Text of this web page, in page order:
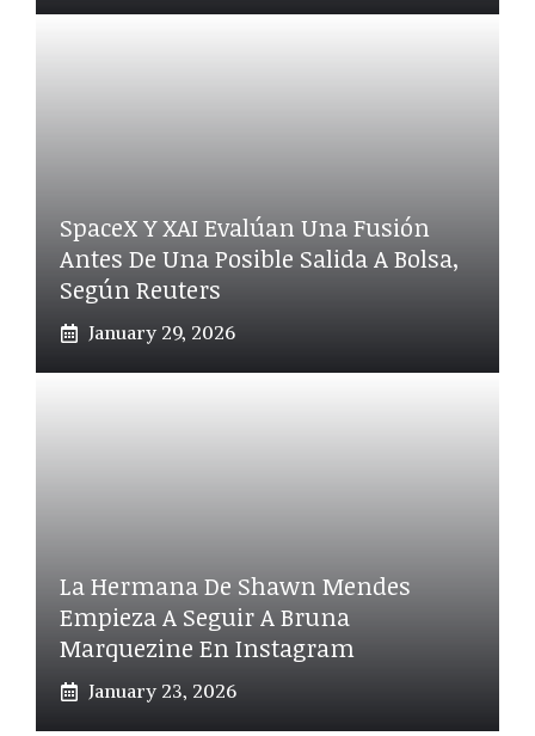
SpaceX Y XAI Evalúan Una Fusión
Antes De Una Posible Salida A Bolsa,
Según Reuters
January 29, 2026
La Hermana De Shawn Mendes
Empieza A Seguir A Bruna
Marquezine En Instagram
January 23, 2026